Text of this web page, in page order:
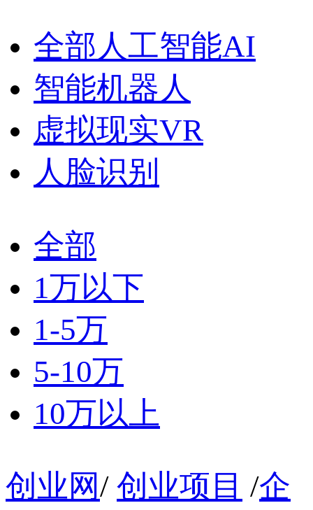
全部人工智能AI
智能机器人
虚拟现实VR
人脸识别
全部
1万以下
1-5万
5-10万
10万以上
创业网/ 创业项目 /企